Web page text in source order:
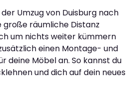
Umzug von Duisburg nach
räumliche Distanz
um nichts weiter kümmern
einen Montage- und
deine Möbel an. So kannst du
und dich auf dein neues